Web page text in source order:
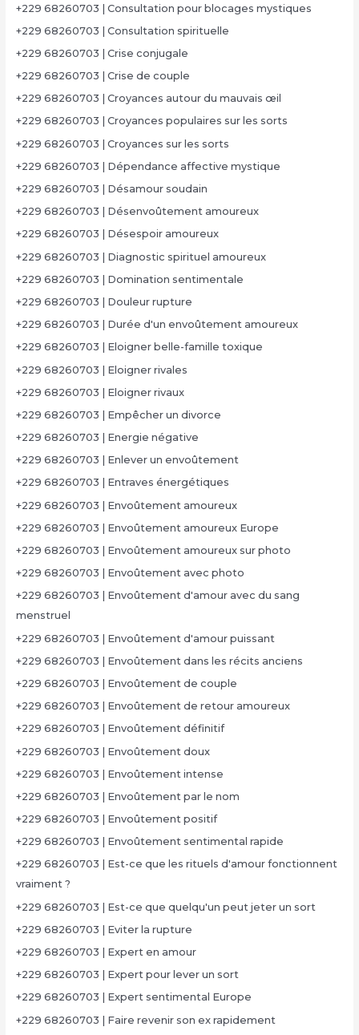
+229 68260703 | Consultation pour blocages mystiques
+229 68260703 | Consultation spirituelle
+229 68260703 | Crise conjugale
+229 68260703 | Crise de couple
+229 68260703 | Croyances autour du mauvais œil
+229 68260703 | Croyances populaires sur les sorts
+229 68260703 | Croyances sur les sorts
+229 68260703 | Dépendance affective mystique
+229 68260703 | Désamour soudain
+229 68260703 | Désenvoûtement amoureux
+229 68260703 | Désespoir amoureux
+229 68260703 | Diagnostic spirituel amoureux
+229 68260703 | Domination sentimentale
+229 68260703 | Douleur rupture
+229 68260703 | Durée d'un envoûtement amoureux
+229 68260703 | Eloigner belle-famille toxique
+229 68260703 | Eloigner rivales
+229 68260703 | Eloigner rivaux
+229 68260703 | Empêcher un divorce
+229 68260703 | Energie négative
+229 68260703 | Enlever un envoûtement
+229 68260703 | Entraves énergétiques
+229 68260703 | Envoûtement amoureux
+229 68260703 | Envoûtement amoureux Europe
+229 68260703 | Envoûtement amoureux sur photo
+229 68260703 | Envoûtement avec photo
+229 68260703 | Envoûtement d'amour avec du sang
menstruel
+229 68260703 | Envoûtement d'amour puissant
+229 68260703 | Envoûtement dans les récits anciens
+229 68260703 | Envoûtement de couple
+229 68260703 | Envoûtement de retour amoureux
+229 68260703 | Envoûtement définitif
+229 68260703 | Envoûtement doux
+229 68260703 | Envoûtement intense
+229 68260703 | Envoûtement par le nom
+229 68260703 | Envoûtement positif
+229 68260703 | Envoûtement sentimental rapide
+229 68260703 | Est-ce que les rituels d'amour fonctionnent
vraiment ?
+229 68260703 | Est-ce que quelqu'un peut jeter un sort
+229 68260703 | Eviter la rupture
+229 68260703 | Expert en amour
+229 68260703 | Expert pour lever un sort
+229 68260703 | Expert sentimental Europe
+229 68260703 | Faire revenir son ex rapidement